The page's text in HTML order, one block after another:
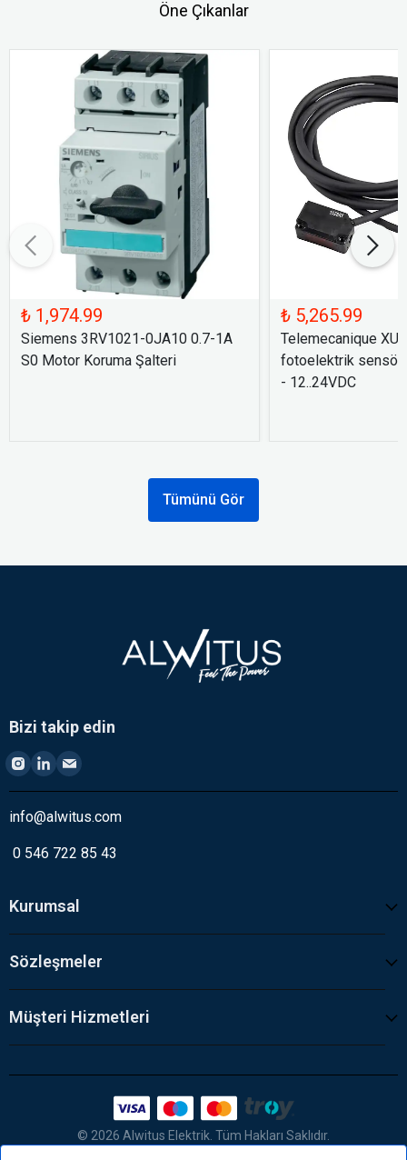
Öne Çıkanlar
₺ 1,974.99
Siemens 3RV1021-0JA10 0.7-1A
S0 Motor Koruma Şalteri
₺ 5,265.99
Telemecanique
fotoelektrik sensör
- 12..24VDC
Tümünü Gör
Bizi takip edin
info@alwitus.com
0 546 722 85 43
Kurumsal
Sözleşmeler
Müşteri Hizmetleri
© 2026 Alwitus Elektrik. Tüm Hakları Saklıdır.